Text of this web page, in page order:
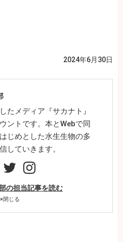
2024年6月30日
たメディア『サカナト』
ントです。本とWebで同
じめとした水生生物の多
していきます。
の担当記事を読む
×閉じる